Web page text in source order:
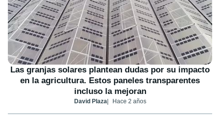
Las granjas solares plantean dudas por su impacto
en la agricultura. Estos paneles transparentes
incluso la mejoran
David Plaza Hace 2 años